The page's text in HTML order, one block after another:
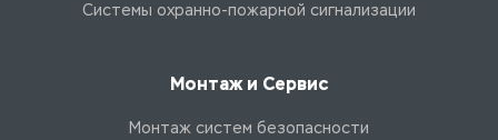
Системы охранно-пожарной сигнализации
Монтаж и Сервис
Монтаж систем безопасности